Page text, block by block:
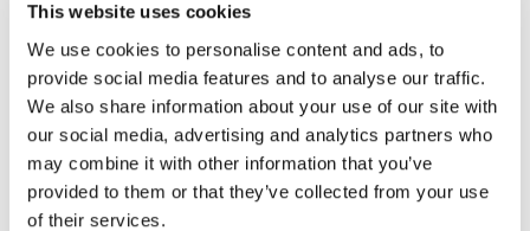
This website uses cookies
We use cookies to personalise content and ads, to
provide social media features and to analyse our traffic.
We also share information about your use of our site with
our social media, advertising and analytics partners who
may combine it with other information that you’ve
provided to them or that they’ve collected from your use
of their services.
2 Yıl Ürün Garantisi
Teknik Doküman